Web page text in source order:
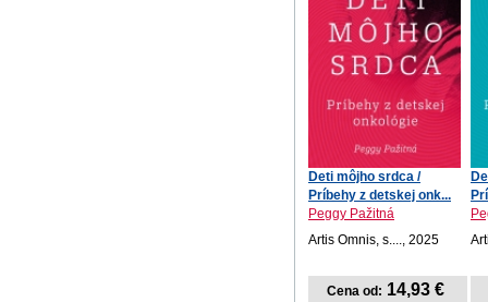
Deti môjho srdca /
Príbehy z detskej onk...
Peggy Pažitná
Artis Omnis, s...., 2025
Cena od: 14,93 €